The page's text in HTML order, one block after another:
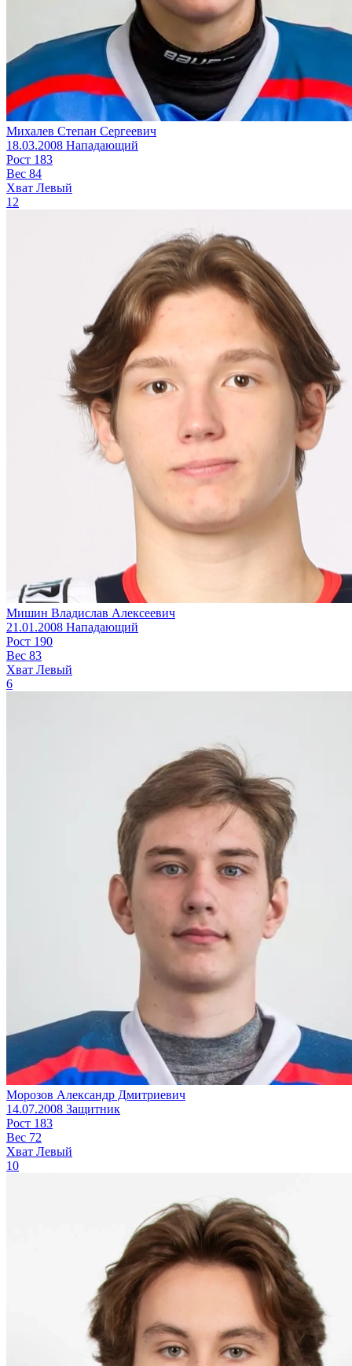
Михалев Степан Сергеевич
18.03.2008 Нападающий
Рост 183
Вес 84
Хват Левый
12
Мишин Владислав Алексеевич
21.01.2008 Нападающий
Рост 190
Вес 83
Хват Левый
6
Морозов Александр Дмитриевич
14.07.2008 Защитник
Рост 183
Вес 72
Хват Левый
10